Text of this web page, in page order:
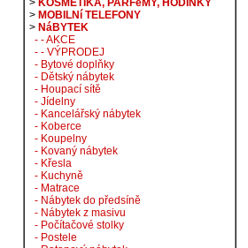
> KOSMETIKA, PARFéMY, HODINKY
> MOBILNí TELEFONY
> NáBYTEK
- - AKCE
- - VÝPRODEJ
- Bytové doplňky
- Dětský nábytek
- Houpací sítě
- Jídelny
- Kancelářský nábytek
- Koberce
- Koupelny
- Kovaný nábytek
- Křesla
- Kuchyně
- Matrace
- Nábytek do předsíně
- Nábytek z masivu
- Počítačové stolky
- Postele